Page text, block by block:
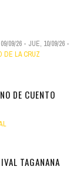
09/26 - JUE, 10/09/26 -
DE LA CRUZ
DE CUENTO
TAGANANA